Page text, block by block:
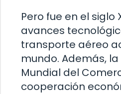
Pero fue en el
avances
transporte aéreo
mundo. Además,
Mundial del
cooperación